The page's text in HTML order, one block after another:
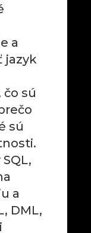
a
jazyk
sú
sú
a
DML,